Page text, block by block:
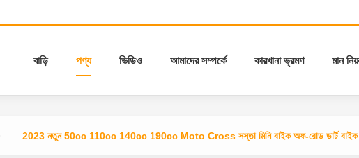
বাড়ি পণ্য ভিডিও আমাদের সম্পর্কে কারখানা ভ্রমণ মান
2023 নতুন 50cc 110cc 140cc 190cc Moto Cross সস্তা মিনি বাইক অফ-রোড ডার্ট বাইক